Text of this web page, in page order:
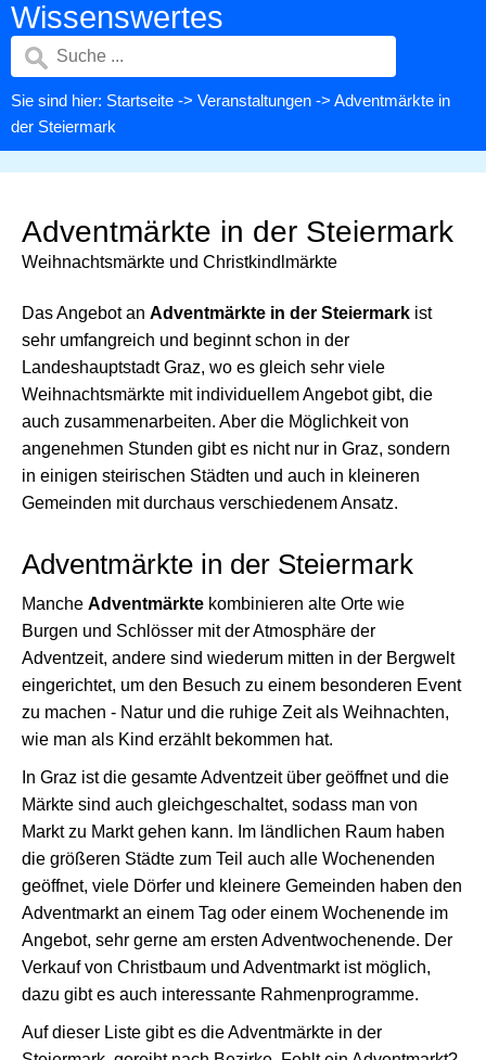
Wissenswertes
Sie sind hier: Startseite -> Veranstaltungen -> Adventmärkte in
der Steiermark
Adventmärkte in der Steiermark
Weihnachtsmärkte und Christkindlmärkte
Das Angebot an Adventmärkte in der Steiermark ist
sehr umfangreich und beginnt schon in der
Landeshauptstadt Graz, wo es gleich sehr viele
Weihnachtsmärkte mit individuellem Angebot gibt, die
auch zusammenarbeiten. Aber die Möglichkeit von
angenehmen Stunden gibt es nicht nur in Graz, sondern
in einigen steirischen Städten und auch in kleineren
Gemeinden mit durchaus verschiedenem Ansatz.
Adventmärkte in der Steiermark
Manche Adventmärkte kombinieren alte Orte wie
Burgen und Schlösser mit der Atmosphäre der
Adventzeit, andere sind wiederum mitten in der Bergwelt
eingerichtet, um den Besuch zu einem besonderen Event
zu machen - Natur und die ruhige Zeit als Weihnachten,
wie man als Kind erzählt bekommen hat.
In Graz ist die gesamte Adventzeit über geöffnet und die
Märkte sind auch gleichgeschaltet, sodass man von
Markt zu Markt gehen kann. Im ländlichen Raum haben
die größeren Städte zum Teil auch alle Wochenenden
geöffnet, viele Dörfer und kleinere Gemeinden haben den
Adventmarkt an einem Tag oder einem Wochenende im
Angebot, sehr gerne am ersten Adventwochenende. Der
Verkauf von Christbaum und Adventmarkt ist möglich,
dazu gibt es auch interessante Rahmenprogramme.
Auf dieser Liste gibt es die Adventmärkte in der